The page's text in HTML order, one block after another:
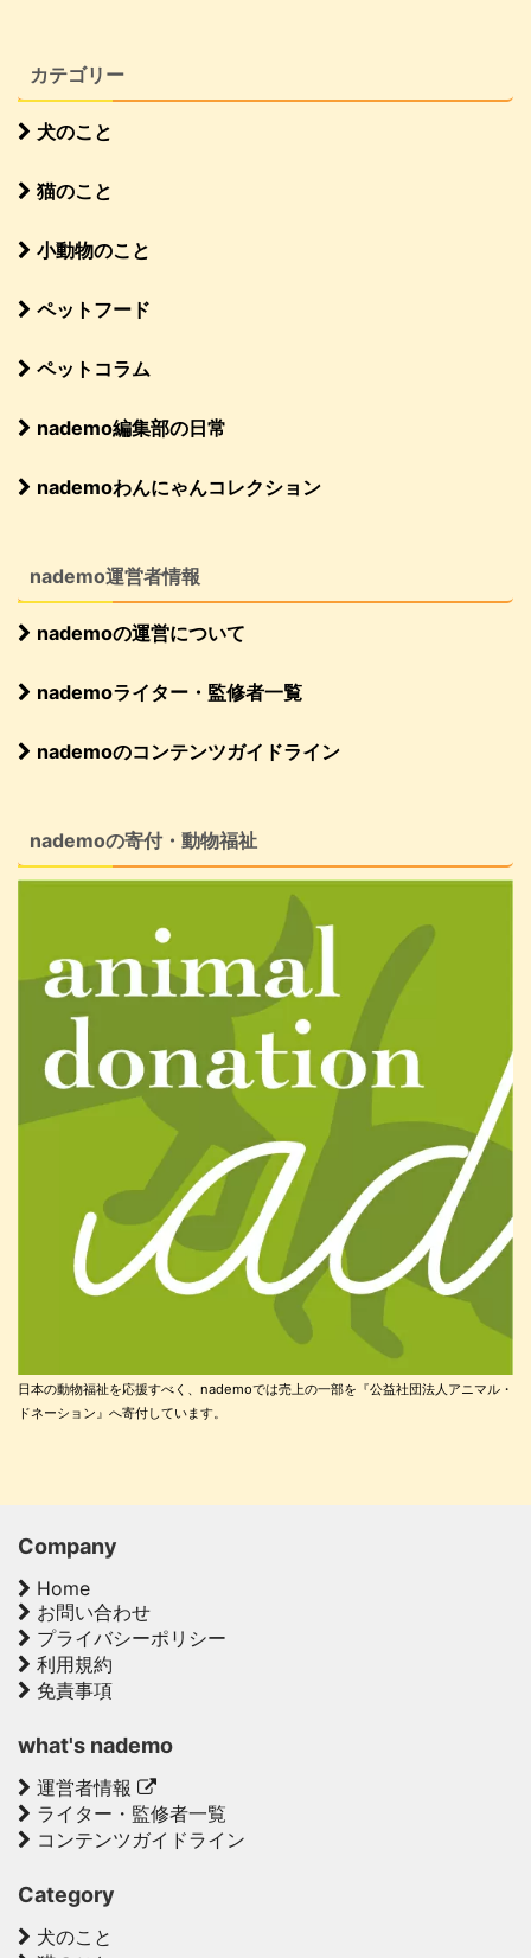
カテゴリー
犬のこと
猫のこと
小動物のこと
ペットフード
ペットコラム
nademo編集部の日常
nademoわんにゃんコレクション
nademo運営者情報
nademoの運営について
nademoライター・監修者一覧
nademoのコンテンツガイドライン
nademoの寄付・動物福祉
日本の動物福祉を応援すべく、nademoでは売上の一部を『公益社団法人アニマル・
ドネーション』へ寄付しています。
Company
Home
お問い合わせ
プライバシーポリシー
利用規約
免責事項
what's nademo
運営者情報
ライター・監修者一覧
コンテンツガイドライン
Category
犬のこと